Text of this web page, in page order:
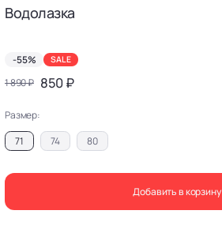
Водолазка
-55% SALE
1 890 ₽ 850 ₽
Размер:
71
74 80
Добавить в корзину